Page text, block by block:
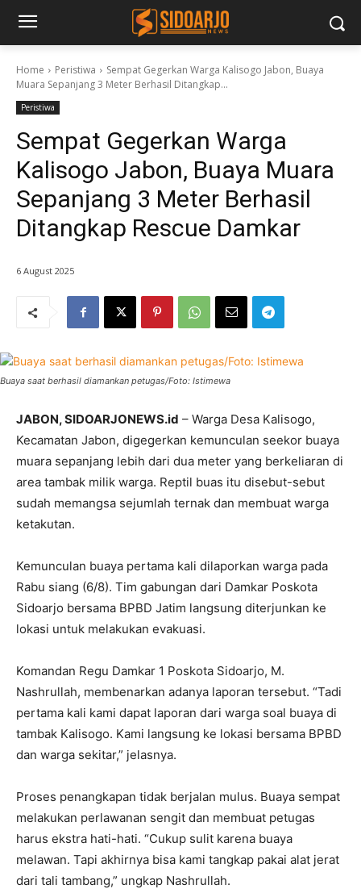
Home Peristiwa
Sempat Gegerkan Warga Kalisogo Jabon, Buaya
Muara Sepanjang 3 Meter Berhasil Ditangkap...
Peristiwa
Sempat Gegerkan Warga
Kalisogo Jabon, Buaya Muara
Sepanjang 3 Meter Berhasil
Ditangkap Rescue Damkar
6 August 2025
Buaya saat berhasil diamankan petugas/Foto: Istimewa
JABON, SIDOARJONEWS.id – Warga Desa Kalisogo,
Kecamatan Jabon, digegerkan kemunculan seekor buaya
muara sepanjang lebih dari dua meter yang berkeliaran di
area tambak milik warga. Reptil buas itu disebut-sebut
sudah memangsa sejumlah ternak dan membuat warga
ketakutan.
Kemunculan buaya pertama kali dilaporkan warga pada
Rabu siang (6/8). Tim gabungan dari Damkar Poskota
Sidoarjo bersama BPBD Jatim langsung diterjunkan ke
lokasi untuk melakukan evakuasi.
Komandan Regu Damkar 1 Poskota Sidoarjo, M.
Nashrullah, membenarkan adanya laporan tersebut. “Tadi
pertama kali kami dapat laporan dari warga soal buaya di
tambak Kalisogo. Kami langsung ke lokasi bersama BPBD
dan warga sekitar,” jelasnya.
Proses penangkapan tidak berjalan mulus. Buaya sempat
melakukan perlawanan sengit dan membuat petugas
harus ekstra hati-hati. “Cukup sulit karena buaya
melawan. Tapi akhirnya bisa kami tangkap pakai alat jerat
dari tali tambang,” ungkap Nashrullah.